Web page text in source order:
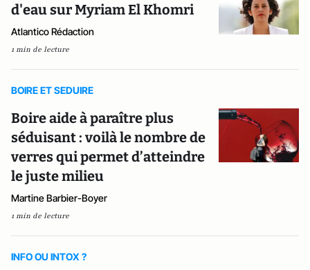
d'eau sur Myriam El Khomri
Atlantico Rédaction
1 min de lecture
BOIRE ET SEDUIRE
Boire aide à paraître plus
séduisant : voilà le nombre de
verres qui permet d’atteindre
le juste milieu
Martine Barbier-Boyer
1 min de lecture
INFO OU INTOX ?